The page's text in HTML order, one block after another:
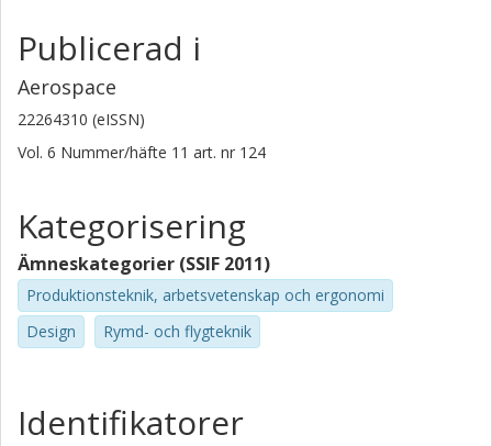
Publicerad i
Aerospace
22264310 (eISSN)
Vol. 6 Nummer/häfte 11 art. nr 124
Kategorisering
Ämneskategorier (SSIF 2011)
Produktionsteknik, arbetsvetenskap och ergonomi
Design
Rymd- och flygteknik
Identifikatorer